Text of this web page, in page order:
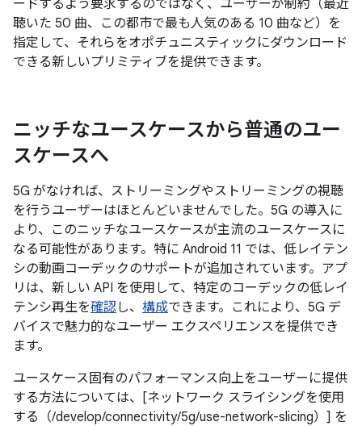
ードするよう要求するのではなく、ユーザーが制約（最近
聴いた 50 曲、この都市で最も人気のある 10 曲など）を
指定して、それらをオポチュニスティックにダウンロード
できる新しいプリミティブを提供できます。
ニッチなユースケースから普通のユー
スケースへ
5G がなければ、ストリーミングやストリーミングの視聴
を行うユーザーはほとんどいませんでした。5G の導入に
より、このニッチなユースケースが主流のユースケースに
なる可能性があります。特に Android 11 では、低レイテン
シの動画コーデックのサポートが追加されています。アプ
リは、新しい API を使用して、特定のコーデックの低レイ
テンシ再生を確認し、 構成できます。これにより、5G デ
バイスで魅力的なユーザー エクスペリエンスを提供でき
ます。
ユースケース固有のパフォーマンス向上をユーザーに提供
する方法については、[ネットワーク スライシングを使用
する（/develop/connectivity/5g/use-network-slicing）] を